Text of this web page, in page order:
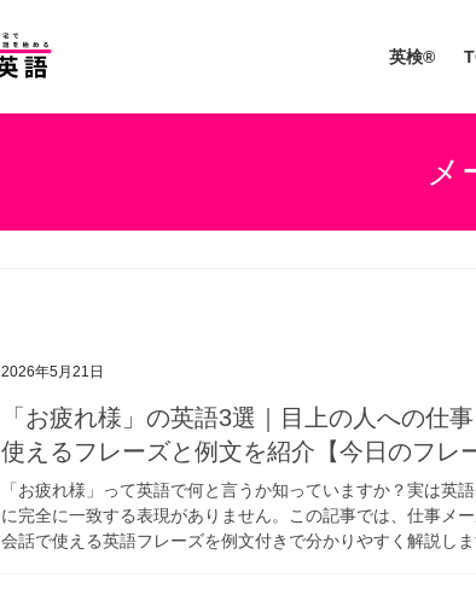
英検®
メ
2026年5月21日
「お疲れ様」の英語3選｜目上の人への仕
使えるフレーズと例文を紹介【今日のフレ
「お疲れ様」って英語で何と言うか知っていますか？実は英
に完全に一致する表現がありません。この記事では、仕事メ
会話で使える英語フレーズを例文付きで分かりやすく解説しま